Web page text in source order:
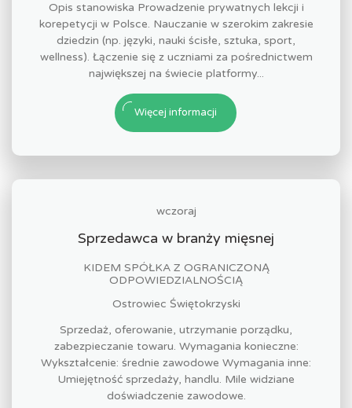
Opis stanowiska Prowadzenie prywatnych lekcji i
korepetycji w Polsce. Nauczanie w szerokim zakresie
dziedzin (np. języki, nauki ścisłe, sztuka, sport,
wellness). Łączenie się z uczniami za pośrednictwem
największej na świecie platformy...
Więcej informacji
wczoraj
Sprzedawca w branży mięsnej
KIDEM SPÓŁKA Z OGRANICZONĄ
ODPOWIEDZIALNOŚCIĄ
Ostrowiec Świętokrzyski
Sprzedaż, oferowanie, utrzymanie porządku,
zabezpieczanie towaru. Wymagania konieczne:
Wykształcenie: średnie zawodowe Wymagania inne:
Umiejętność sprzedaży, handlu. Mile widziane
doświadczenie zawodowe.